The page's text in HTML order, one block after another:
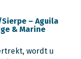
– Aguila
& Marine
wordt u